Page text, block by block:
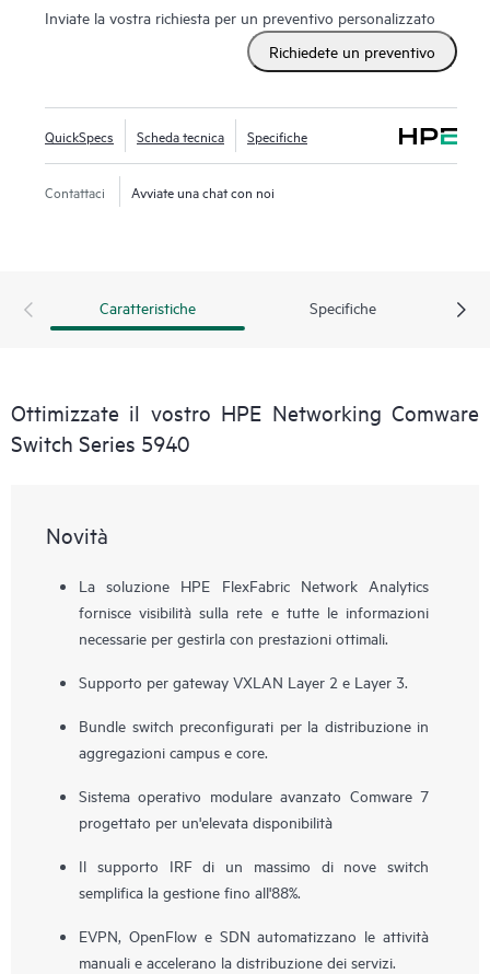
imprese di medie dimensioni. È ottimizzata per la
connettività server a elevate prestazioni, convergenza di
Ethernet e traffico di storage, e ambienti virtuali.
Inviate la vostra richiesta per un preventivo personalizzato
Richiedete un preventivo
QuickSpecs Scheda tecnica Specifiche
Contattaci Avviate una chat con noi
Caratteristiche Specifiche
Ottimizzate il vostro HPE Networking Comware
Switch Series 5940
Novità
La soluzione HPE FlexFabric Network Analytics
fornisce visibilità sulla rete e tutte le informazioni
necessarie per gestirla con prestazioni ottimali.
Supporto per gateway VXLAN Layer 2 e Layer 3.
Bundle switch preconfigurati per la distribuzione in
aggregazioni campus e core.
Sistema operativo modulare avanzato Comware 7
progettato per un'elevata disponibilità
Il supporto IRF di un massimo di nove switch
semplifica la gestione fino all'88%.
EVPN, OpenFlow e SDN automatizzano le attività
manuali e accelerano la distribuzione dei servizi.